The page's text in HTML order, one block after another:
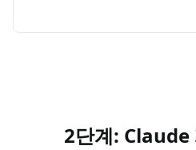
2단계: Claude